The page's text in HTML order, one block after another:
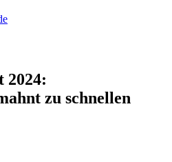
2024:
zu schnellen